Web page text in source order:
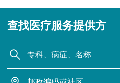
查找医疗服务提供方